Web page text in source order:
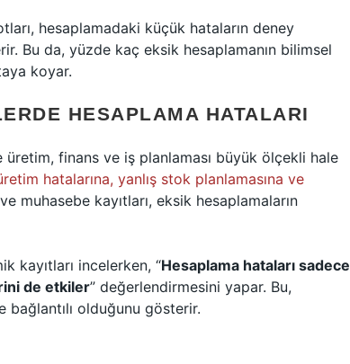
hesaplamadaki küçük hataların deney
Bu da, yüzde kaç eksik hesaplamanın bilimsel
koyar.
HESAPLAMA HATALARI
finans ve iş planlaması büyük ölçekli hale
hatalarına, yanlış stok planlamasına ve
muhasebe kayıtları, eksik hesaplamaların
kayıtları incelerken, “Hesaplama hataları sadece
de etkiler” değerlendirmesini yapar. Bu,
olduğunu gösterir.